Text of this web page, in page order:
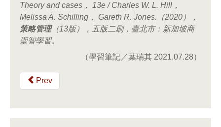
Theory and cases ， 13e / Charles W. L. Hill ，
Melissa A. Schilling ， Gareth R. Jones. （2020 ），
策略管理（13版），五版二刷，臺北市：新加坡商
聖智學習。
（學習筆記／葉瑞其 2021.07.28）
Prev